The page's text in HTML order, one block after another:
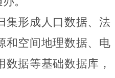
集形成人口数据、法
和空间地理数据、电
据等基础数据库，